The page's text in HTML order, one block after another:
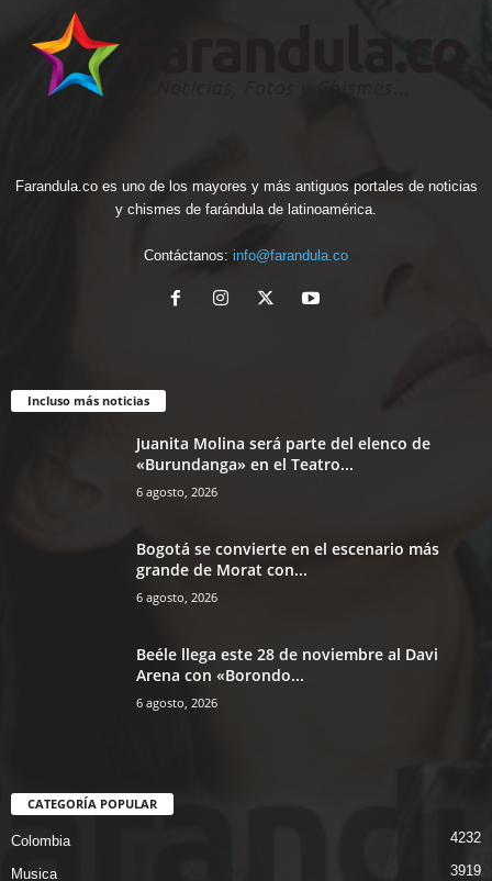
Farandula.co es uno de los mayores y más antiguos portales de noticias
y chismes de farándula de latinoamérica.
Contáctanos: info@farandula.co
Incluso más noticias
Juanita Molina será parte del elenco de
«Burundanga» en el Teatro...
6 agosto, 2026
Bogotá se convierte en el escenario más
grande de Morat con...
6 agosto, 2026
Beéle llega este 28 de noviembre al Davi
Arena con «Borondo...
6 agosto, 2026
CATEGORÍA POPULAR
Colombia 4232
Musica 3919